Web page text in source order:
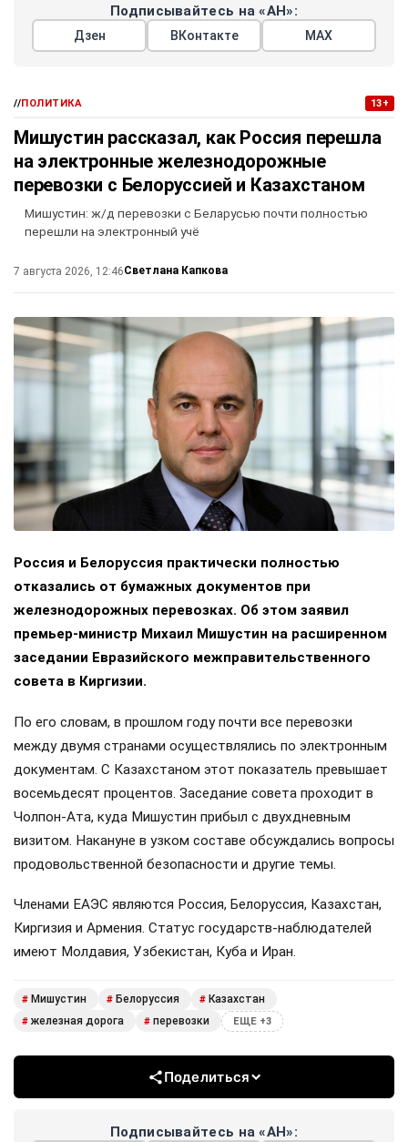
Подписывайтесь на «АН»:
Дзен ВКонтакте МАХ
//ПОЛИТИКА 13+
Мишустин рассказал, как Россия перешла
на электронные железнодорожные
перевозки с Белоруссией и Казахстаном
Мишустин: ж/д перевозки с Беларусью почти полностью
перешли на электронный учё
7 августа 2026, 12:46Светлана Капкова
Россия и Белоруссия практически полностью
отказались от бумажных документов при
железнодорожных перевозках. Об этом заявил
премьер-министр Михаил Мишустин на расширенном
заседании Евразийского межправительственного
совета в Киргизии.
По его словам, в прошлом году почти все перевозки
между двумя странами осуществлялись по электронным
документам. С Казахстаном этот показатель превышает
восемьдесят процентов. Заседание совета проходит в
Чолпон-Ата, куда Мишустин прибыл с двухдневным
визитом. Накануне в узком составе обсуждались вопросы
продовольственной безопасности и другие темы.
Членами ЕАЭС являются Россия, Белоруссия, Казахстан,
Киргизия и Армения. Статус государств-наблюдателей
имеют Молдавия, Узбекистан, Куба и Иран.
# Мишустин # Белоруссия # Казахстан
# железная дорога # перевозки ЕЩЕ +3
Поделиться
Подписывайтесь на «АН»: